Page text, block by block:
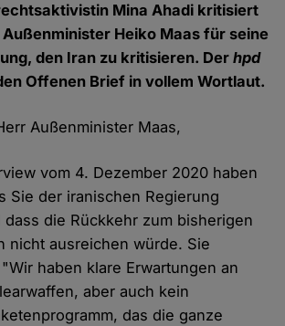
Mina Ahadi kritisiert
Heiko Maas für seine
den Iran zu kritisieren. Derhpd
Offenen Brief in vollem Wortlaut.
Außenminister Maas,
vom 4. Dezember 2020 haben
Sie der iranischen Regierung
dass die Rückkehr zum bisherigen
nicht ausreichen würde. Sie
haben klare Erwartungen an
aber auch kein
das die ganze